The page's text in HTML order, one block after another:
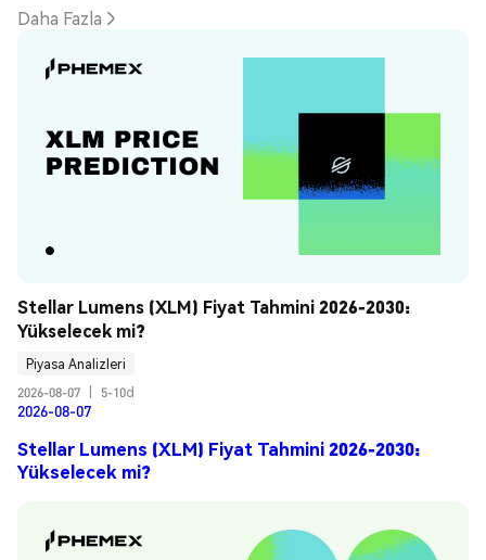
Daha Fazla
Stellar Lumens (XLM) Fiyat Tahmini 2026-2030:
Yükselecek mi?
Piyasa Analizleri
2026-08-07
5-10d
2026-08-07
Stellar Lumens (XLM) Fiyat Tahmini 2026-2030:
Yükselecek mi?